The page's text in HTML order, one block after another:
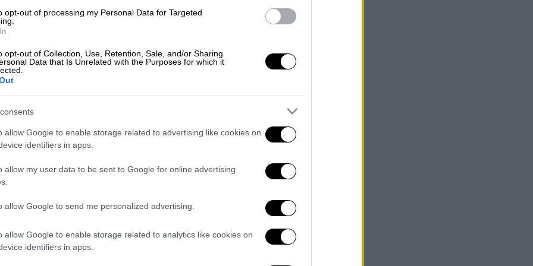
opt-out of processing my Personal Data for Targeted
opt-out of Collection, Use, Retention, Sale, and/or Sharing
Data that Is Unrelated with the Purposes for which it
allow Google to enable storage related to advertising like cookies on
identifiers in apps.
allow my user data to be sent to Google for online advertising
allow Google to send me personalized advertising.
allow Google to enable storage related to analytics like cookies on
identifiers in apps.
έκαναν τη σχετική δημοσίευση στο
Association»
41.700 άνδρες 40-75 ετών, χωρίς
στην αρχή της μελέτης. Κατά τη
στεφανιαίας νόσου και 5.290
η κατάσταση εκτάκτου
καυσίμων σε ρωσικό